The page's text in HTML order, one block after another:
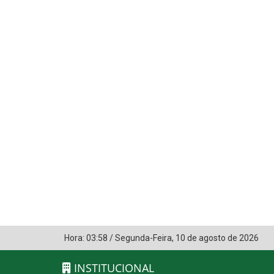
Hora: 03:58 /Segunda-Feira, 10 de agosto de 2026
INSTITUCIONAL